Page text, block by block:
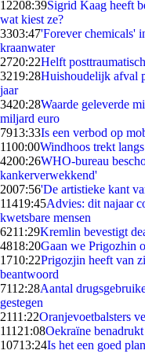
12208:39Sigrid Kaag heeft
wat kiest ze?
3303:47'Forever chemicals'
kraanwater
2720:22Helft
3219:28Huishoudelijk afval
jaar
3420:28Waarde geleverde
miljard euro
7913:33Is een verbod op
1100:00Windhoos trekt
4200:26WHO-bureau
kankerverwekkend'
2007:56'De artistieke kant
11419:45Advies: dit najaar
kwetsbare mensen
6211:29Kremlin bevestigt
4818:20Gaan we Prigozhin
1710:22Prigozjin heeft van
beantwoord
7112:28Aantal
gestegen
2111:22Oranjevoetbalsters
111 21:08Oekraïne
10713:24Is het een goed